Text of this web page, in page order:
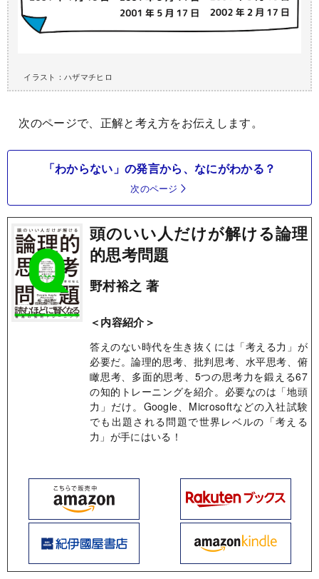
イラスト：ハザマチヒロ
次のページで、正解と考え方をお伝えします。
「わからない」の発言から、なにがわかる？
次のページ
頭のいい人だけが解ける論理
的思考問題
野村裕之 著
＜内容紹介＞
答えのない時代を生き抜くには「考える力」が
必要だ。論理的思考、批判思考、水平思考、俯
瞰思考、多面的思考、5つの思考力を鍛える67
の知的トレーニングを紹介。必要なのは「地頭
力」だけ。Google、Microsoftなどの入社試験
でも出題される問題で世界レベルの「考える
力」が手にはいる！